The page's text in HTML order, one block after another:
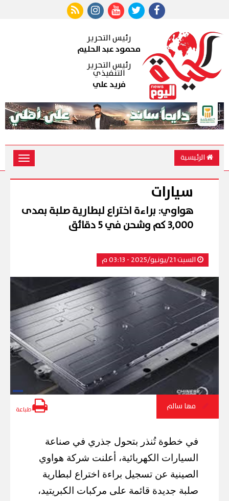
رئيس التحرير
محمود عبد الحليم
رئيس التحرير
التنفيذي
فريد علي
الرئيسية
Toggle
سيارات
هواوي: براءة اختراع لبطارية صلبة بمدى
3,000 كم وشحن في 5 دقائق
السبت 21/يونيو/2025 - 03:13 م
مها سالم طباعة
في خطوة تُنذر بتحول جذري في صناعة
السيارات الكهربائية، أعلنت شركة هواوي
الصينية عن تسجيل براءة اختراع لبطارية
صلبة جديدة قائمة على مركبات الكبريتيد،